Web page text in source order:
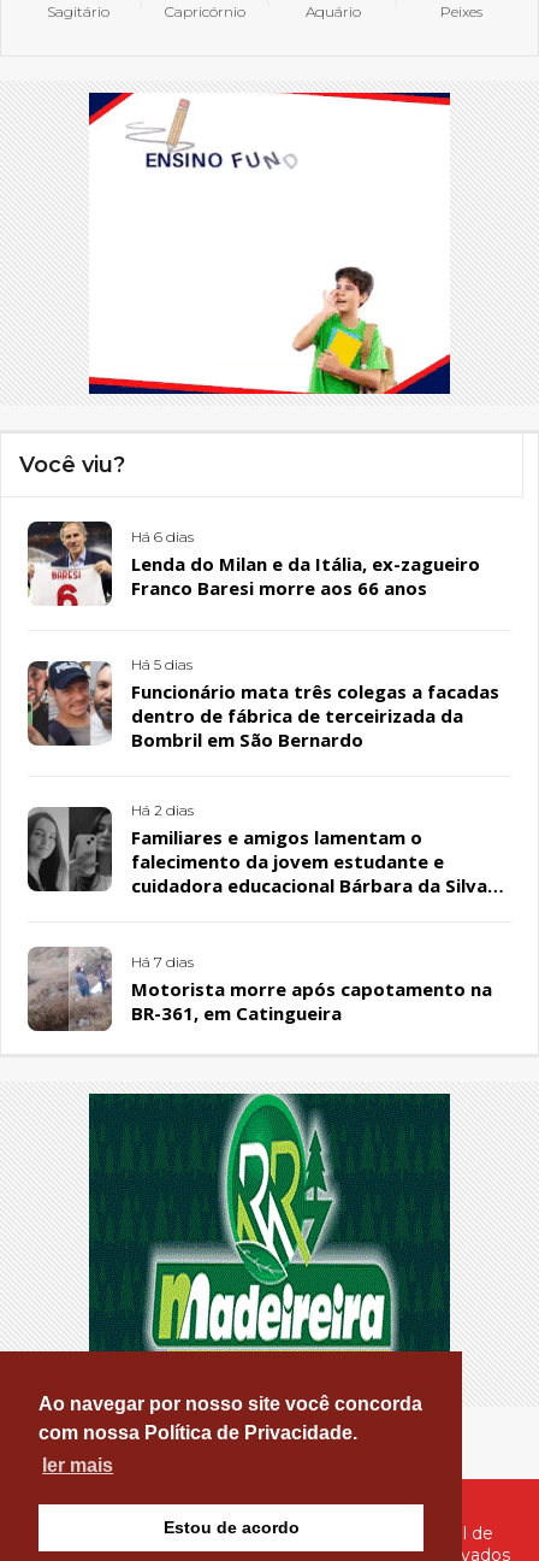
Ao navegar por nosso site você concorda
com nossa Política de Privacidade.
ler mais
Estou de acordo
Sagitário Capricórnio Aquário Peixes
Você viu?
Há 6 dias
Lenda do Milan e da Itália, ex-zagueiro
Franco Baresi morre aos 66 anos
Há 5 dias
Funcionário mata três colegas a facadas
dentro de fábrica de terceirizada da
Bombril em São Bernardo
Há 2 dias
Familiares e amigos lamentam o
falecimento da jovem estudante e
cuidadora educacional Bárbara da Silva
Há 7 dias
Motorista morre após capotamento na
BR-361, em Catingueira
© Copyright 2026 - PATOS ONLINE - O seu Portal de
Notícias de Patos e Região - Todos os direitos reservados